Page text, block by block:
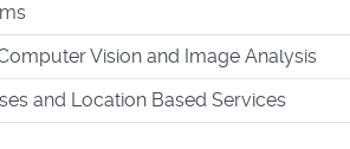
Vision and Image Analysis
and Location Based Services